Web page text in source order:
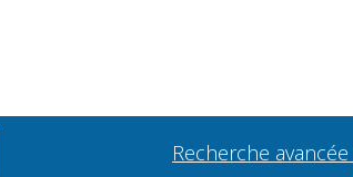
Recherche avancée